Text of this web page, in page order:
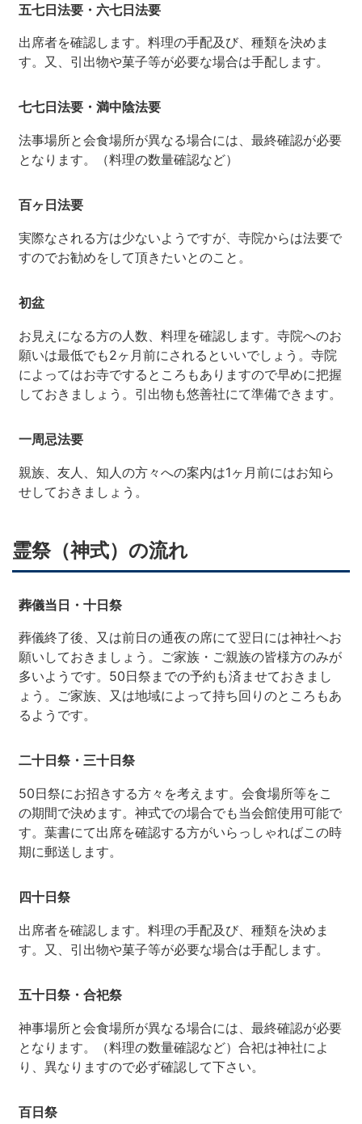
五七日法要・六七日法要
出席者を確認します。料理の手配及び、種類を決めま
す。又、引出物や菓子等が必要な場合は手配します。
七七日法要・満中陰法要
法事場所と会食場所が異なる場合には、最終確認が必要
となります。（料理の数量確認など）
百ヶ日法要
実際なされる方は少ないようですが、寺院からは法要で
すのでお勧めをして頂きたいとのこと。
初盆
お見えになる方の人数、料理を確認します。寺院へのお
願いは最低でも2ヶ月前にされるといいでしょう。寺院
によってはお寺でするところもありますので早めに把握
しておきましょう。引出物も悠善社にて準備できます。
一周忌法要
親族、友人、知人の方々への案内は1ヶ月前にはお知ら
せしておきましょう。
霊祭（神式）の流れ
葬儀当日・十日祭
葬儀終了後、又は前日の通夜の席にて翌日には神社へお
願いしておきましょう。ご家族・ご親族の皆様方のみが
多いようです。50日祭までの予約も済ませておきまし
ょう。ご家族、又は地域によって持ち回りのところもあ
るようです。
二十日祭・三十日祭
50日祭にお招きする方々を考えます。会食場所等をこ
の期間で決めます。神式での場合でも当会館使用可能で
す。葉書にて出席を確認する方がいらっしゃればこの時
期に郵送します。
四十日祭
出席者を確認します。料理の手配及び、種類を決めま
す。又、引出物や菓子等が必要な場合は手配します。
五十日祭・合祀祭
神事場所と会食場所が異なる場合には、最終確認が必要
となります。（料理の数量確認など）合祀は神社によ
り、異なりますので必ず確認して下さい。
百日祭